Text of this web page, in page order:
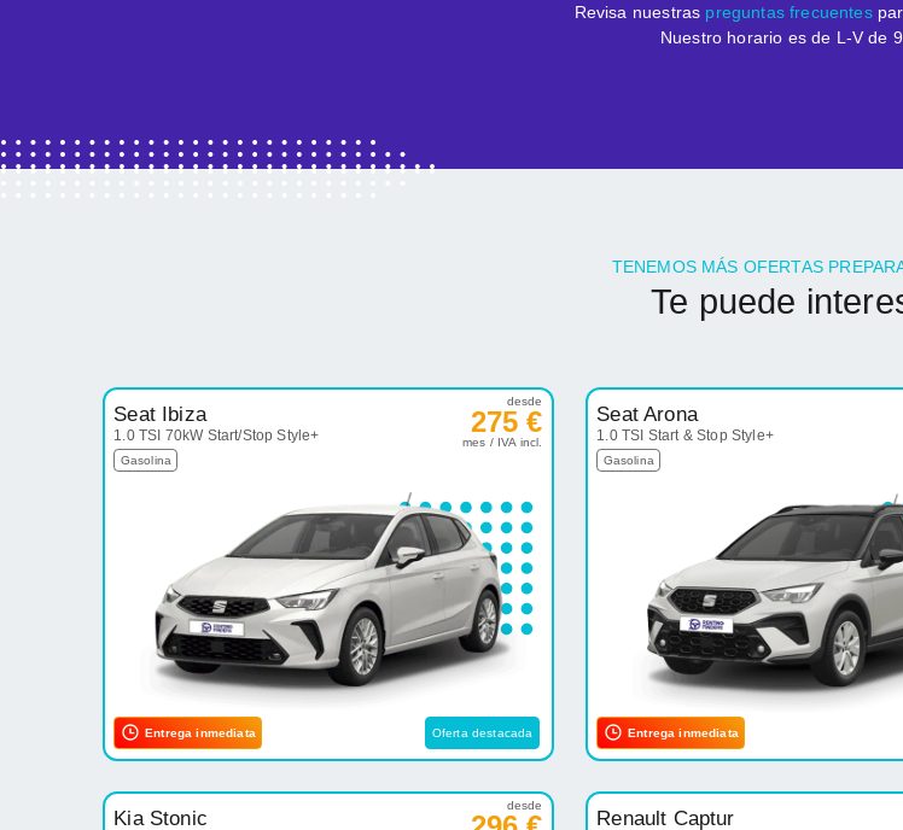
Revisa nuestras preguntas frecuentes
Nuestro horario es de L-V de
TENEMOS MÁS OFERTAS
Te puede
Seat Ibiza
1.0 TSI 70kW Start/Stop Style+
Gasolina
desde
275 €
mes / IVA incl.
Entrega inmediata Oferta destacada
Seat Arona
1.0 TSI Start & Stop Style+
Gasolina
Entrega inmediata
Kia Stonic
desde
Renault Captur